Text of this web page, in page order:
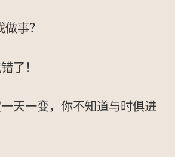
事？
了！
天一变，你不知道与时俱进